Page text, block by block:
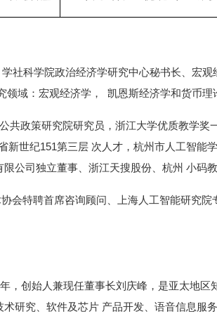
社科学院政治经济学研究中心秘书长、宏
域：宏观经济学， 凯恩斯经济学和货币理
政策研究院研究员，浙江大学优质教学奖
世纪151第三层 次人才，杭州市人工智能
公司独立董事、浙江天搜股份、杭州 小码教
特聘首席咨询顾问、上海人工智能研究
创始人兼现任董事长刘庆峰，是亚太地区
研究、软件及芯片 产品开发、语音信息服